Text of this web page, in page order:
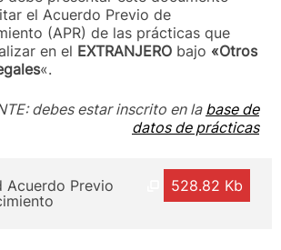
el Acuerdo Previo de
(APR) de las prácticas que
en el EXTRANJERO bajo «Otros
«.
debes estar inscrito en la base de
datos de prácticas
528.82 Kb
Acuerdo Previo